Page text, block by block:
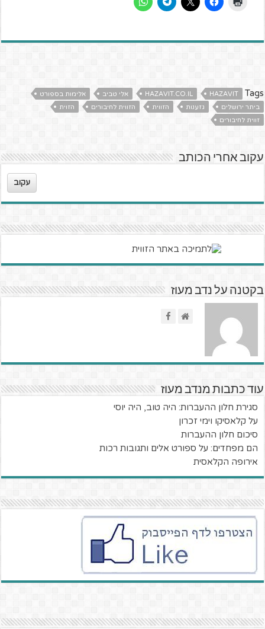
Tags
HAZAVIT
HAZAVIT.CO.IL אלי טביב
אלימות בספורט
ביתר ירושלים
גזענות הזווית הזווית לחיבורים
הזוית
זווית לחיבורים
עקוב אחרי הכותב
עקוב
בקטנה על נדב מעוז
עוד כתבות מנדב מעוז
סגירת חלון ההעברות: היה טוב, היה יוסי
על קלאסיקו וימי זכרון
סיכום חלון ההעברות
הם מפחדים: על ספורט אלים ותגובות רכות
אירופה הקלאסית